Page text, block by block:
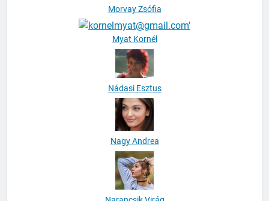
Morvay Zsófia
Myat Kornél
Nádasi Esztus
Nagy Andrea